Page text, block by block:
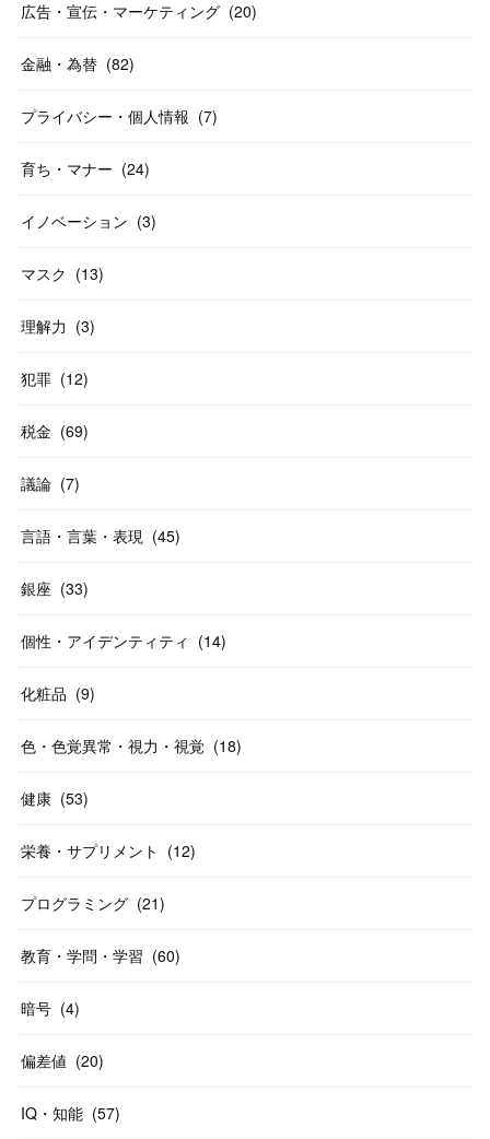
広告・宣伝・マーケティング (20)
金融・為替 (82)
プライバシー・個人情報 (7)
育ち・マナー (24)
イノベーション (3)
マスク (13)
理解力 (3)
犯罪 (12)
税金 (69)
議論 (7)
言語・言葉・表現 (45)
銀座 (33)
個性・アイデンティティ (14)
化粧品 (9)
色・色覚異常・視力・視覚 (18)
健康 (53)
栄養・サプリメント (12)
プログラミング (21)
教育・学問・学習 (60)
暗号 (4)
偏差値 (20)
IQ・知能 (57)